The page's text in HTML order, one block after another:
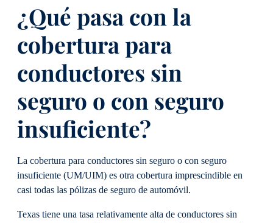
¿Qué pasa con la
cobertura para
conductores sin
seguro o con seguro
insuficiente?
La cobertura para conductores sin seguro o con seguro
insuficiente (UM/UIM) es otra cobertura imprescindible en
casi todas las pólizas de seguro de automóvil.
Texas tiene una tasa relativamente alta de conductores sin